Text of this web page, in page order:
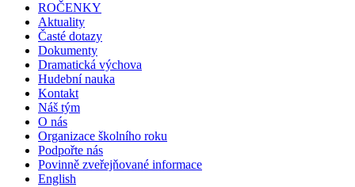
ROČENKY
Aktuality
Časté dotazy
Dokumenty
Dramatická výchova
Hudební nauka
Kontakt
Náš tým
O nás
Organizace školního roku
Podpořte nás
Povinně zveřejňované informace
English